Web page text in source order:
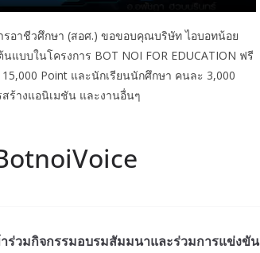
อาชีวศึกษา (สอศ.) ขอขอบคุณบริษัท ไอบอทน้อย
บบในโครงการ BOT NOI FOR EDUCATION ฟรี
Point และนักเรียนนักศึกษา คนละ 3,000
สร้างแอนิเมชัน และงานอื่นๆ
าร่วมกิจกรรมอบรมสัมมนาและร่วมการแข่งขัน